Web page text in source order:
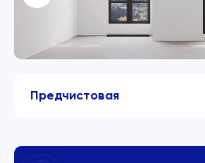
Предчистовая